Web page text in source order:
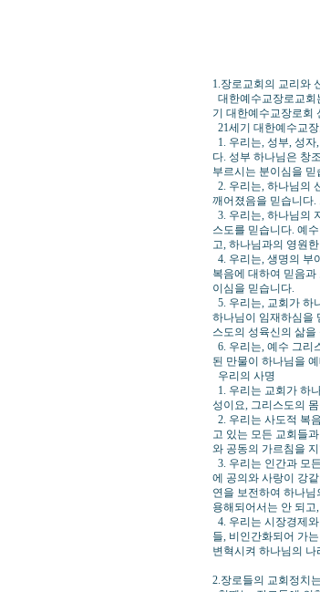
(한복
1.장로교회의 교리와
대한예수교장로교회
기 대한예수교장로회
21세기 대한예수교
1. 우리는, 성부, 성
다. 성부 하나님은 창
부르시는 분이심을 믿
2. 우리는, 하나님의
깨어졌음을 믿습니다
3. 우리는, 하나님의
스도를 믿습니다. 예
고, 하나님과의 영원
4. 우리는, 생명의 부
복음에 대하여 믿음
이심을 믿습니다.
5. 우리는, 교회가 하
하나님이 임재하심을
스도의 성육신의 삶
6. 우리는, 예수 그리
된 만물이 하나님을
우리의 사명
1. 우리는 교회가 하
성이요, 그리스도의
2. 우리는 사도적 복
고 있는 모든 교회들
와 공동의 가르침을
3. 우리는 인간과 모
에 공의와 사랑이 강
연을 보전하여 하나
용해되어서는 안 되
4. 우리는 시장경제
들, 비인간화되어 가
변혁시켜 하나님의
2.장로들의 교회정치